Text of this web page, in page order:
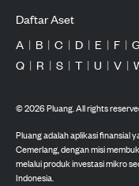
Daftar Aset
A | B | C | D | E | F |
Q | R | S | T | U | V |
©2026Pluang. All rights
Pluang adalah aplikasi finansial
Cemerlang, dengan misi
melalui produk investasi mikro
Indonesia.